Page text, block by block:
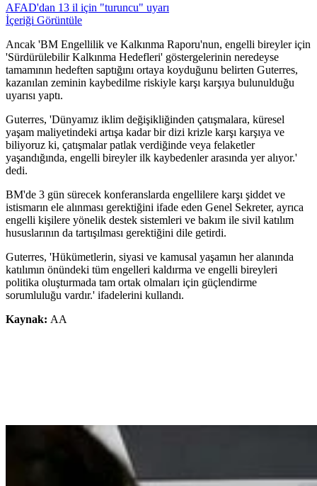
AFAD'dan 13 il için "turuncu" uyarı
İçeriği Görüntüle
Ancak 'BM Engellilik ve Kalkınma Raporu'nun, engelli bireyler için
'Sürdürülebilir Kalkınma Hedefleri' göstergelerinin neredeyse
tamamının hedeften saptığını ortaya koyduğunu belirten Guterres,
kazanılan zeminin kaybedilme riskiyle karşı karşıya bulunulduğu
uyarısı yaptı.
Guterres, 'Dünyamız iklim değişikliğinden çatışmalara, küresel
yaşam maliyetindeki artışa kadar bir dizi krizle karşı karşıya ve
biliyoruz ki, çatışmalar patlak verdiğinde veya felaketler
yaşandığında, engelli bireyler ilk kaybedenler arasında yer alıyor.'
dedi.
BM'de 3 gün sürecek konferanslarda engellilere karşı şiddet ve
istismarın ele alınması gerektiğini ifade eden Genel Sekreter, ayrıca
engelli kişilere yönelik destek sistemleri ve bakım ile sivil katılım
hususlarının da tartışılması gerektiğini dile getirdi.
Guterres, 'Hükümetlerin, siyasi ve kamusal yaşamın her alanında
katılımın önündeki tüm engelleri kaldırma ve engelli bireyleri
politika oluşturmada tam ortak olmaları için güçlendirme
sorumluluğu vardır.' ifadelerini kullandı.
Kaynak: AA